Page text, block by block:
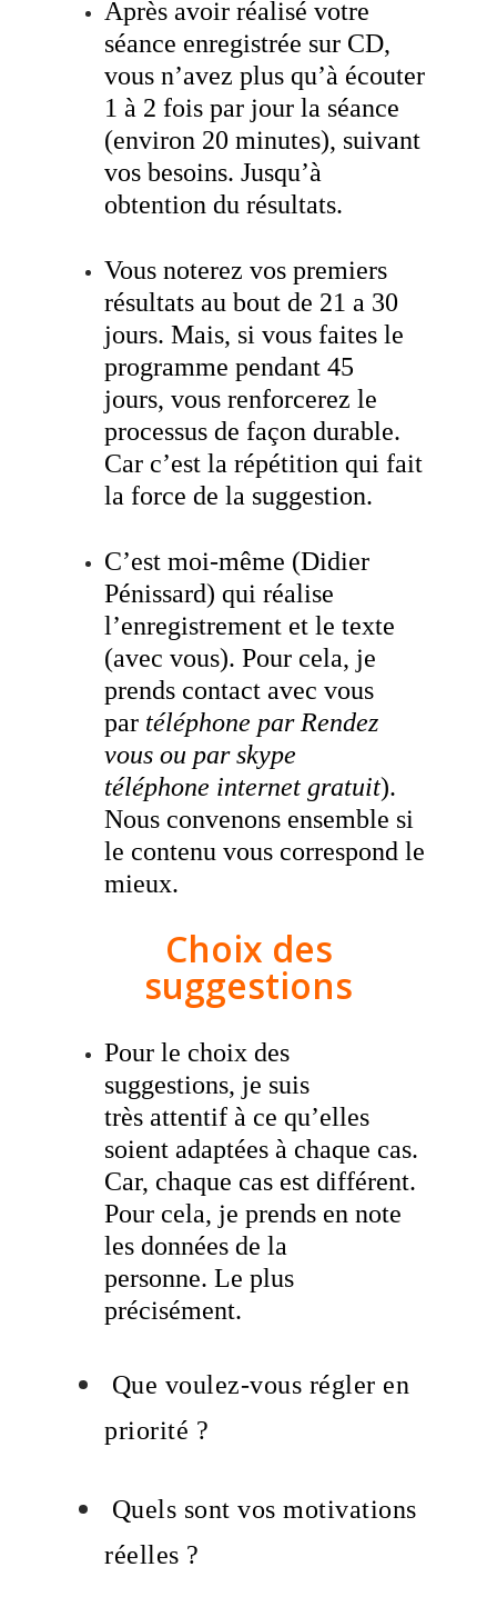
Après avoir réalisé votre
séance enregistrée sur CD,
vous n’avez plus qu’à écouter
1 à 2 fois par jour la séance
(environ 20 minutes), suivant
vos besoins. Jusqu’à
obtention du résultats.
Vous noterez vos premiers
résultats au bout de 21 a 30
jours. Mais, si vous faites le
programme pendant 45
jours, vous renforcerez le
processus de façon durable.
Car c’est la répétition qui fait
la force de la suggestion.
C’est moi-même (Didier
Pénissard) qui réalise
l’enregistrement et le texte
(avec vous). Pour cela, je
prends contact avec vous
par téléphone par Rendez
vous ou par skype
téléphone internet gratuit).
Nous convenons ensemble si
le contenu vous correspond le
mieux.
Choix des
suggestions
Pour le choix des
suggestions, je suis
très attentif à ce qu’elles
soient adaptées à chaque cas.
Car, chaque cas est différent.
Pour cela, je prends en note
les données de la
personne. Le plus
précisément.
Que voulez-vous régler en
priorité ?
Quels sont vos motivations
réelles ?